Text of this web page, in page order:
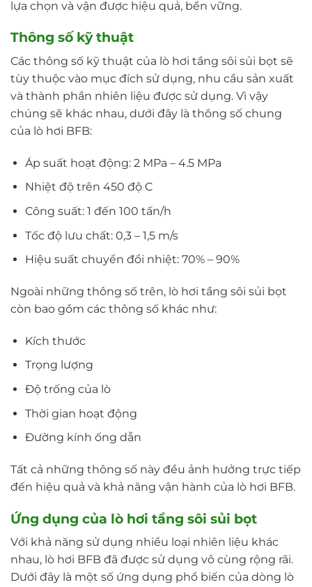
lựa chọn và vận được hiệu quả, bền vững.
Thông số kỹ thuật
Các thông số kỹ thuật của lò hơi tầng sôi sủi bọt sẽ
tùy thuộc vào mục đích sử dụng, nhu cầu sản xuất
và thành phần nhiên liệu được sử dụng. Vì vậy
chúng sẽ khác nhau, dưới đây là thông số chung
của lò hơi BFB:
Áp suất hoạt động: 2 MPa – 4.5 MPa
Nhiệt độ trên 450 độ C
Công suất: 1 đến 100 tấn/h
Tốc độ lưu chất: 0,3 – 1,5 m/s
Hiệu suất chuyển đổi nhiệt: 70% – 90%
Ngoài những thông số trên, lò hơi tầng sôi sủi bọt
còn bao gồm các thông số khác như:
Kích thước
Trọng lượng
Độ trống của lò
Thời gian hoạt động
Đường kính ống dẫn
Tất cả những thông số này đều ảnh hưởng trực tiếp
đến hiệu quả và khả năng vận hành của lò hơi BFB.
Ứng dụng của lò hơi tầng sôi sủi bọt
Với khả năng sử dụng nhiều loại nhiên liệu khác
nhau, lò hơi BFB đã được sử dụng vô cùng rộng rãi.
Dưới đây là một số ứng dụng phổ biến của dòng lò